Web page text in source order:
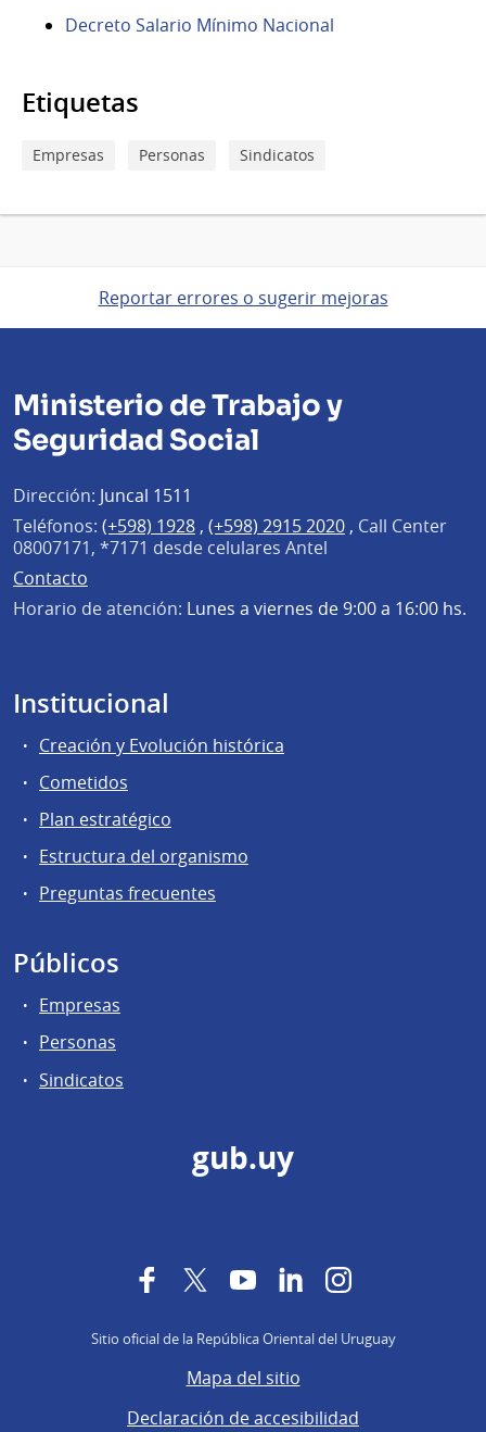
Decreto Salario Mínimo Nacional
Etiquetas
Empresas Personas Sindicatos
Reportar errores o sugerir mejoras
Ministerio de Trabajo y
Seguridad Social
Dirección: Juncal 1511
Teléfonos: (+598) 1928 , (+598) 2915 2020 , Call Center
08007171, *7171 desde celulares Antel
Contacto
Horario de atención: Lunes a viernes de 9:00 a 16:00 hs.
Institucional
Creación y Evolución histórica
Cometidos
Plan estratégico
Estructura del organismo
Preguntas frecuentes
Públicos
Empresas
Personas
Sindicatos
gub.uy
FacebookTwitterYouTubeLinkedInInstagram
Sitio oficial de la República Oriental del Uruguay
Mapa del sitio
Declaración de accesibilidad